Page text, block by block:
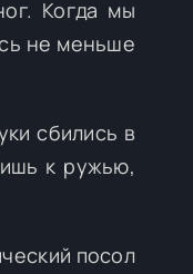
Когда мы
не меньше
сбились в
к ружью,
посол